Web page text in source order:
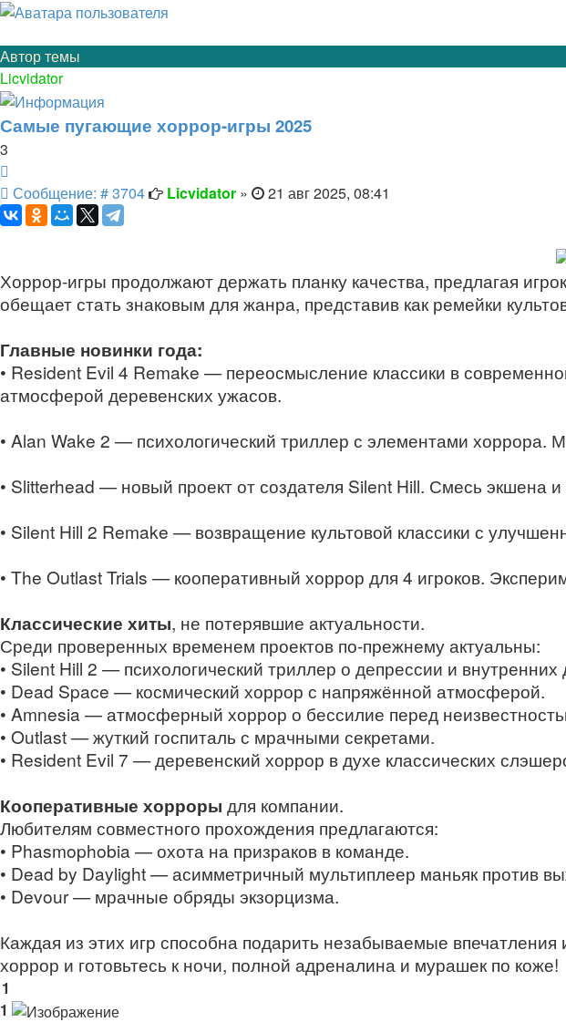
Автор темы
Licvidator
Самые пугающие хоррор-игры 2025
3
Сообщение: # 3704Сообщение
Licvidator » 21 авг 2025, 08:41
Хоррор-игры продолжают держать планку качества, предлагая
обещает стать знаковым для жанра, представив как ремейки
Главные новинки года:
• Resident Evil 4 Remake — переосмысление классики в
атмосферой деревенских ужасов.
• Alan Wake 2 — психологический триллер с элементами
• Slitterhead — новый проект от создателя Silent Hill. Смесь
• Silent Hill 2 Remake — возвращение культовой классики с
• The Outlast Trials — кооперативный хоррор для 4 игроков.
Классические хиты, не потерявшие актуальности.
Среди проверенных временем проектов по-прежнему актуальны:
• Silent Hill 2 — психологический триллер о депрессии и внутренних
• Dead Space — космический хоррор с напряжённой атмосферой.
• Amnesia — атмосферный хоррор о бессилие перед
• Outlast — жуткий госпиталь с мрачными секретами.
• Resident Evil 7 — деревенский хоррор в духе классических
Кооперативные хорроры для компании.
Любителям совместного прохождения предлагаются:
• Phasmophobia — охота на призраков в команде.
• Dead by Daylight — асимметричный мультиплеер маньяк против
• Devour — мрачные обряды экзорцизма.
Каждая из этих игр способна подарить незабываемые
хоррор и готовьтесь к ночи, полной адреналина и мурашек по коже!
1
1